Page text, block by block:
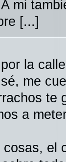
mi
[...]
la
me
te
a
el